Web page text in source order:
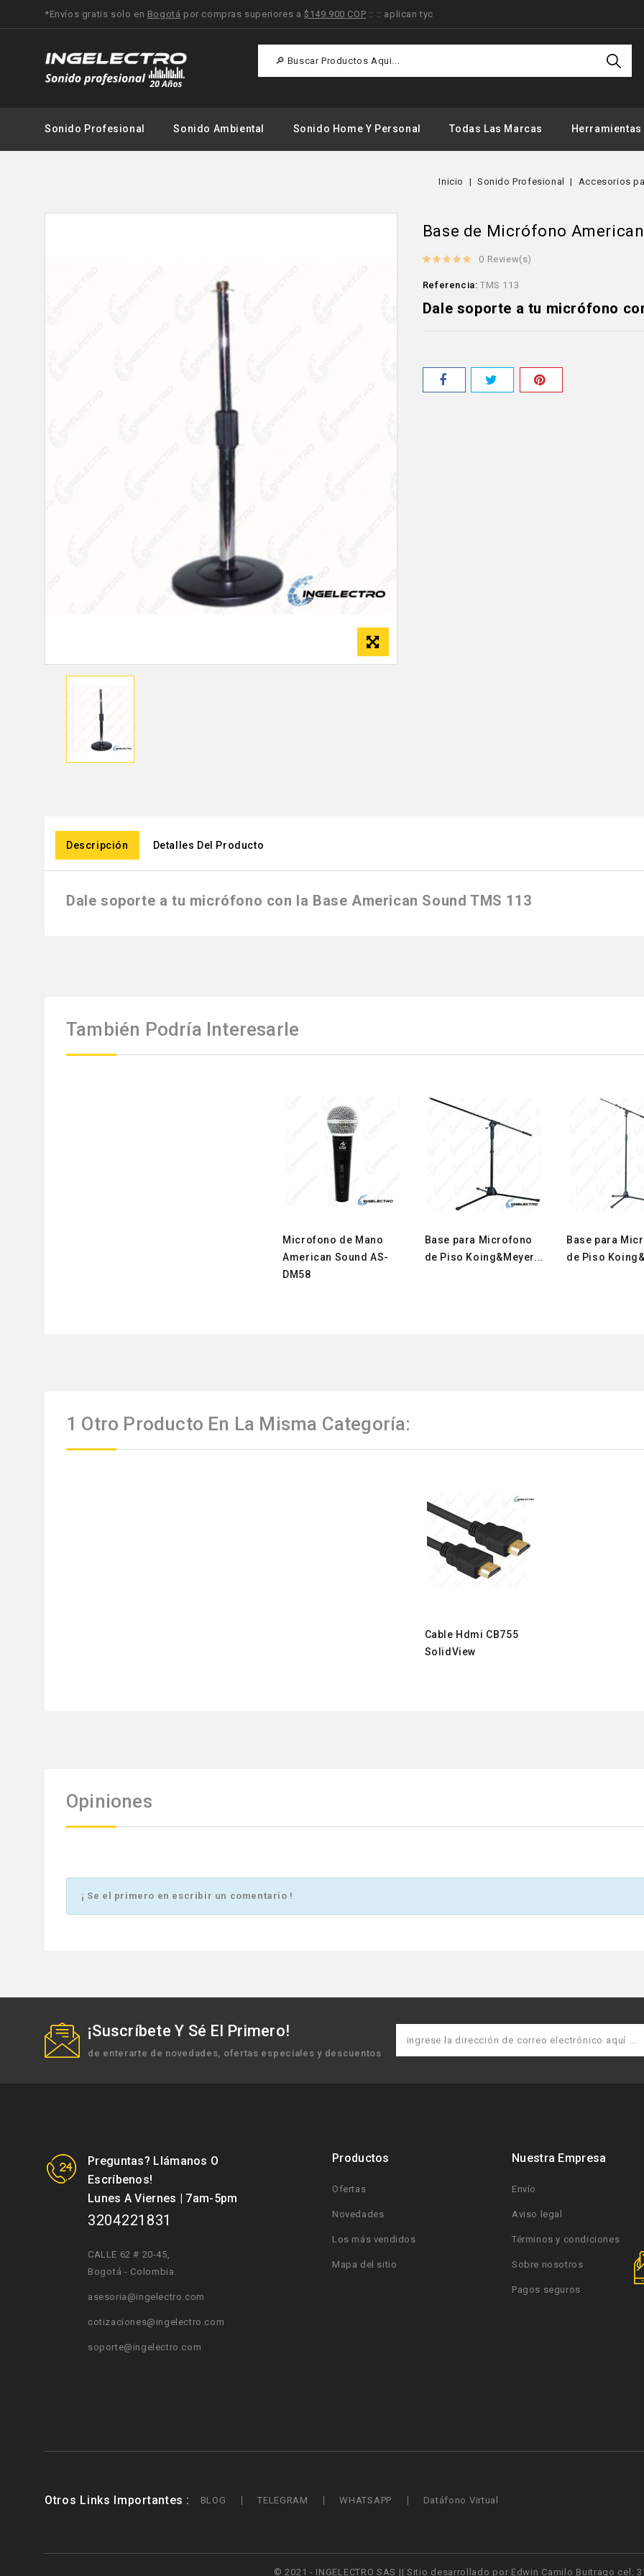
*Envíos gratis solo en Bogotá por compras superiores a$149.900 COP :: :: aplican tyc
Ofertas
Especiales
Sonido Profesional Sonido Ambiental Sonido Home Y Personal Todas Las Marcas Herramientas
Inicio Sonido Profesional Accesorios
Base de Micrófono
0 Review(s)
Referencia: TMS 113
Dale soporte a tu micrófono
Descripción Detalles Del Producto
Dale soporte a tu micrófono con la Base American Sound TMS 113
También Podría Interesarle
Microfono de Mano
American Sound AS-
DM58
Base para Microfono
de Piso Koing&Meyer...
Base para
de Piso
1 Otro Producto En La Misma Categoría:
Cable Hdmi CB755
SolidView
Opiniones
¡ Se el primero en escribir un comentario !
¡Suscríbete Y Sé El Primero!
de enterarte de novedades, ofertas especiales y descuentos
Preguntas? Llámanos O
Escríbenos!
Lunes A Viernes | 7am-5pm
3204221831
CALLE 62 # 20-45
Bogotá - Colombia.
asesoria@ingelectro.com
cotizaciones@ingelectro.com
soporte@ingelectro.com
Productos
Ofertas
Novedades
Los más vendidos
Mapa del sitio
Nuestra Empresa
Envío
Aviso legal
Términos y condiciones
Sobre nosotros
Pagos seguros
Otros Links Importantes BLOG TELEGRAM WHATSAPP Datáfono Virtual
© 2021 - INGELECTRO SAS || Sitio desarrollado por Edwin Camilo Buitrago cel: